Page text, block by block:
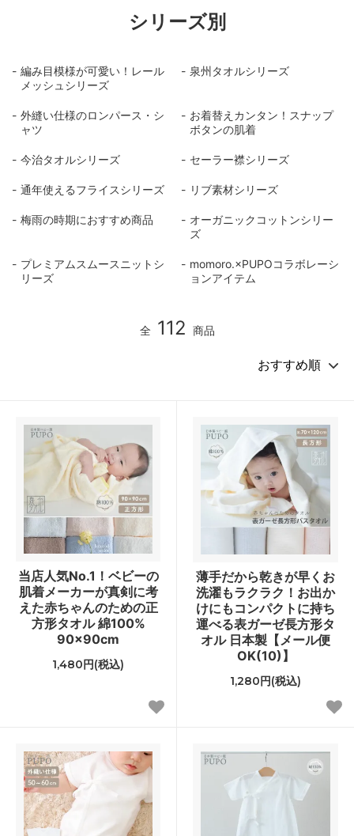
シリーズ別
編み目模様が可愛い！レール
メッシュシリーズ
泉州タオルシリーズ
外縫い仕様のロンパース・シ
ャツ
お着替えカンタン！スナップ
ボタンの肌着
今治タオルシリーズ セーラー襟シリーズ
通年使えるフライスシリーズ リブ素材シリーズ
梅雨の時期におすすめ商品
オーガニックコットンシリー
ズ
プレミアムスムースニットシ
リーズ
momoro.×PUPOコラボレーシ
ョンアイテム
全 112 商品
当店人気No.1！ベビーの
肌着メーカーが真剣に考
えた赤ちゃんのための正
方形タオル 綿100%
90×90cm
1,480円(税込)
薄手だから乾きが早くお
洗濯もラクラク！お出か
けにもコンパクトに持ち
運べる表ガーゼ長方形タ
オル 日本製【メール便
OK(10)】
1,280円(税込)